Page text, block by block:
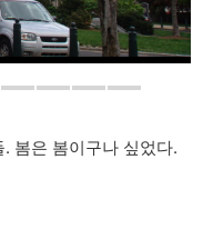
봄은 봄이구나 싶었다.